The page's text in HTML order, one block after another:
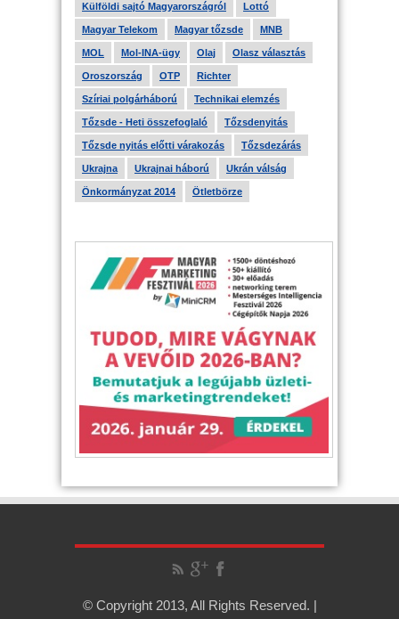
Külföldi sajtó Magyarországról Lottó
Magyar Telekom Magyar tőzsde MNB
MOL Mol-INA-ügy Olaj Olasz választás
Oroszország OTP Richter
Szíriai polgárháború Technikai elemzés
Tőzsde - Heti összefoglaló Tőzsdenyitás
Tőzsde nyitás előtti várakozás Tőzsdezárás
Ukrajna Ukrajnai háború Ukrán válság
Önkormányzat 2014 Ötletbörze
© Copyright 2013, All Rights Reserved. |